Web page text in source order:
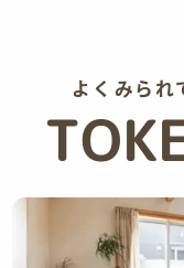
よくみられ